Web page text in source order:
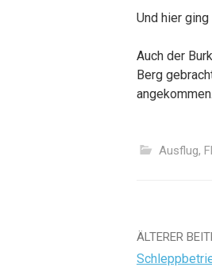
Und hier
Auch der
Berg
Ausflug,
ÄLTERER